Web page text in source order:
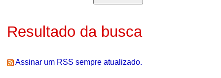
Resultado da busca
Assinar um RSS sempre atualizado.